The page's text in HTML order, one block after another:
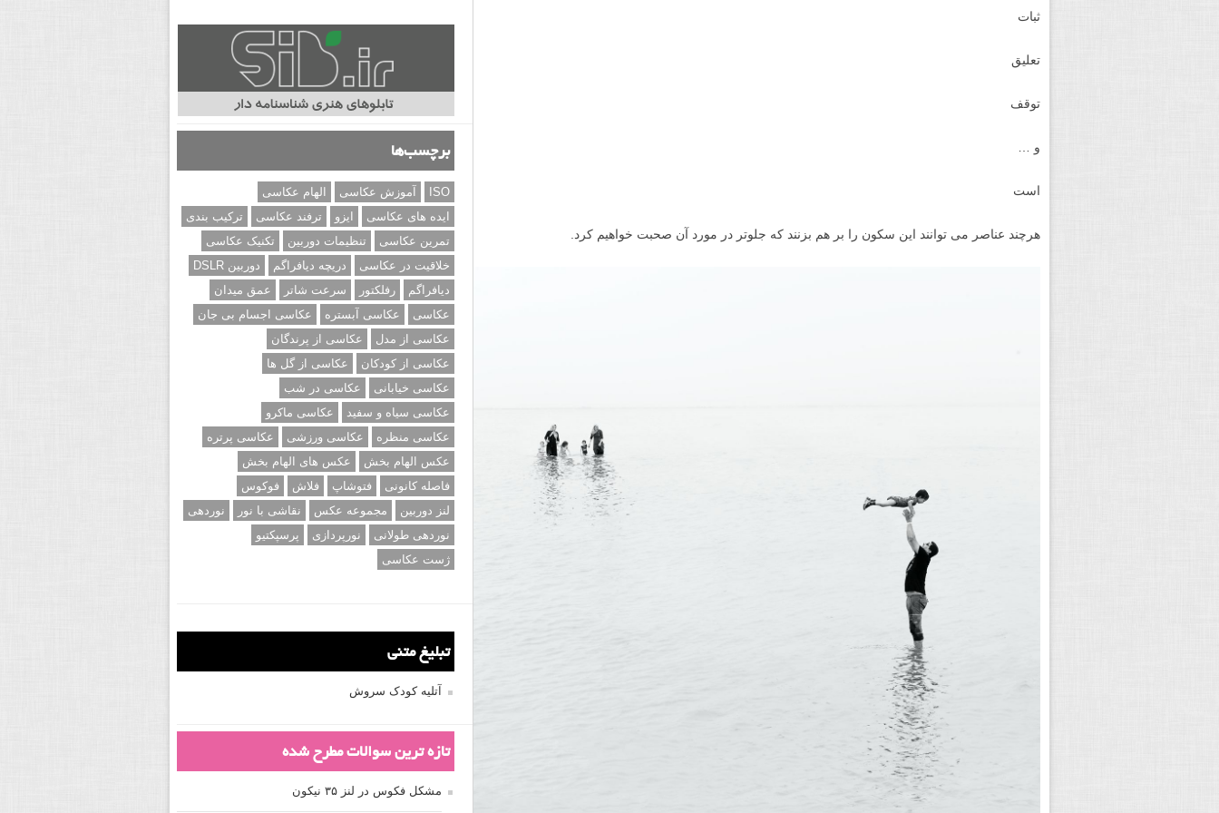
ثبات
تعلیق
توقف
و …
است
هرچند عناصر می توانند این سکون را بر هم بزنند که جلوتر در مورد آن صحبت خواهیم کرد.
برچسب‌ها
ISO آموزش عکاسی
الهام عکاسی
ایده های عکاسی
ایزو ترفند عکاسی
ترکیب بندی
تمرین عکاسی
تنظیمات دوربین
تکنیک عکاسی
خلاقیت در عکاسی
دریچه دیافراگم
دوربین DSLR
دیافراگم
رفلکتور سرعت شاتر
عمق میدان
عکاسی
عکاسی آبستره
عکاسی اجسام بی جان
عکاسی از مدل
عکاسی از پرندگان
عکاسی از کودکان
عکاسی از گل ها
عکاسی خیابانی
عکاسی در شب
عکاسی سیاه و سفید
عکاسی ماکرو
عکاسی منظره
عکاسی ورزشی
عکاسی پرتره
عکس الهام بخش
عکس های الهام بخش
فاصله کانونی
فتوشاپ فلاش
فوکوس
لنز دوربین
مجموعه عکس نقاشی با نور
نوردهی
نوردهی طولانی
نورپردازی
پرسپکتیو
ژست عکاسی
تبلیغ متنی
آتلیه کودک سروش
تازه ترین سوالات مطرح شده
مشکل فکوس در لنز ۳۵ نیکون